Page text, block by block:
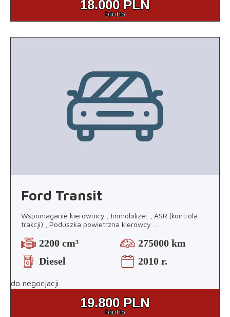
18.000 PLN
brutto
Ford Transit
Wspomaganie kierownicy , Immobilizer , ASR (kontrola
trakcji) , Poduszka powietrzna kierowcy
2200 cm³
275000 km
Diesel
2010 r.
do negocjacji
19.800 PLN
brutto